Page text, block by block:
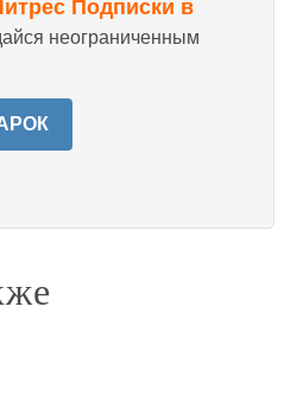
Подписки в
неограниченным